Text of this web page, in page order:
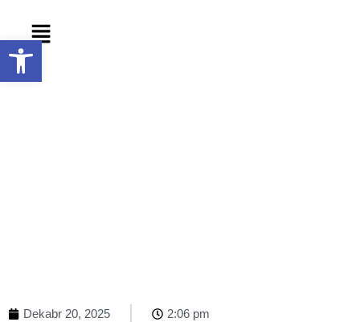
Open toolbar
content
Menu
Dekabr 20, 2025 2:06 pm